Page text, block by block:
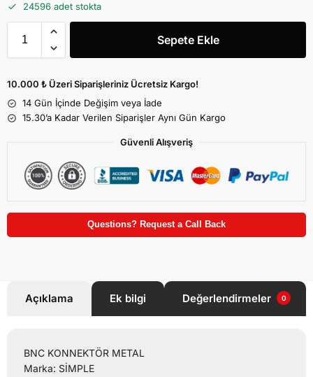
24596 adet stokta
Sepete Ekle
10.000 ₺ Üzeri Siparişleriniz Ücretsiz Kargo!
14 Gün İçinde Değişim veya İade
15.30’a Kadar Verilen Siparişler Aynı Gün Kargo
Güvenli Alışveriş
Questions? Request a Call Back
Açıklama Ek bilgi Değerlendirmeler 0
BNC KONNEKTÖR METAL
Marka: SİMPLE